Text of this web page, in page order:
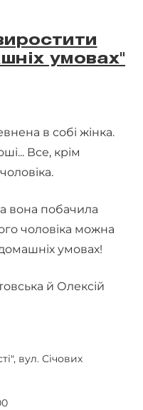
умовах"
в собі жінка.
Все, крім
вона побачила
чоловіка можна
умовах!
й Олексій
вул. Січових